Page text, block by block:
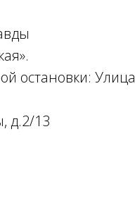
остановки: Улица
д.2/13